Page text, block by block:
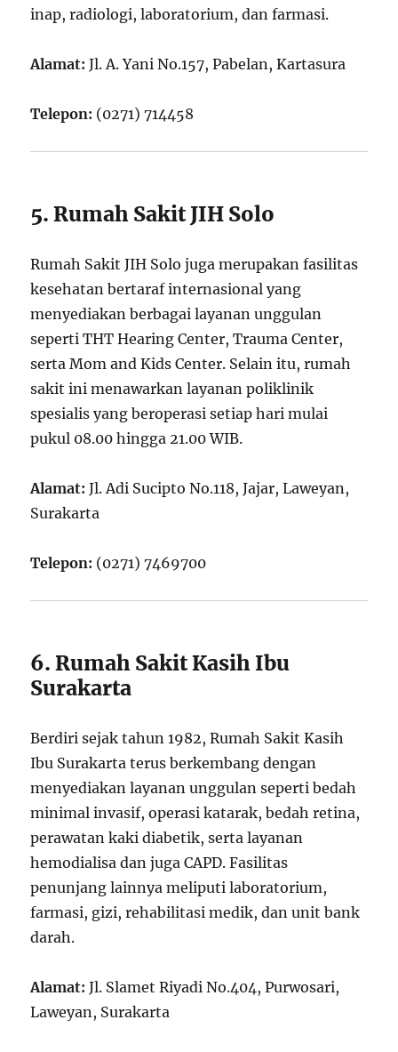
inap, radiologi, laboratorium, dan farmasi.
Alamat: Jl. A. Yani No.157, Pabelan, Kartasura
Telepon: (0271) 714458
5. Rumah Sakit JIH Solo
Rumah Sakit JIH Solo juga merupakan fasilitas
kesehatan bertaraf internasional yang
menyediakan berbagai layanan unggulan
seperti THT Hearing Center, Trauma Center,
serta Mom and Kids Center. Selain itu, rumah
sakit ini menawarkan layanan poliklinik
spesialis yang beroperasi setiap hari mulai
pukul 08.00 hingga 21.00 WIB.
Alamat: Jl. Adi Sucipto No.118, Jajar, Laweyan,
Surakarta
Telepon: (0271) 7469700
6. Rumah Sakit Kasih Ibu
Surakarta
Berdiri sejak tahun 1982, Rumah Sakit Kasih
Ibu Surakarta terus berkembang dengan
menyediakan layanan unggulan seperti bedah
minimal invasif, operasi katarak, bedah retina,
perawatan kaki diabetik, serta layanan
hemodialisa dan juga CAPD. Fasilitas
penunjang lainnya meliputi laboratorium,
farmasi, gizi, rehabilitasi medik, dan unit bank
darah.
Alamat: Jl. Slamet Riyadi No.404, Purwosari,
Laweyan, Surakarta